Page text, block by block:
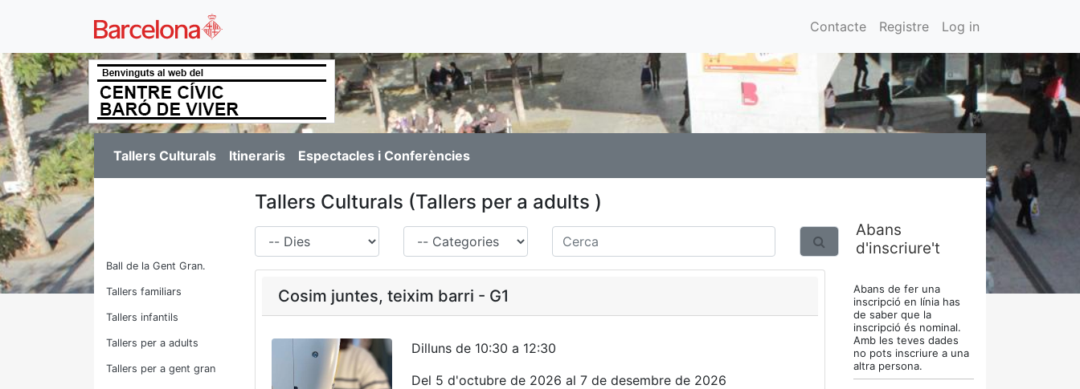
Contacte Registre Log in
Tallers Culturals Itineraris Espectacles i Conferències
Ball de la Gent Gran.
Tallers familiars
Tallers infantils
Tallers per a adults
Tallers per a gent gran
Tallers Culturals (Tallers per a adults )
Cerca
Cosim juntes, teixim barri - G1
Dilluns de 10:30 a 12:30
Del 5 d'octubre de 2026 al 7 de desembre de 2026
Abans
d'inscriure't
Abans de fer una
inscripció en línia has
de saber que la
inscripció és nominal.
Amb les teves dades
no pots inscriure a una
altra persona.